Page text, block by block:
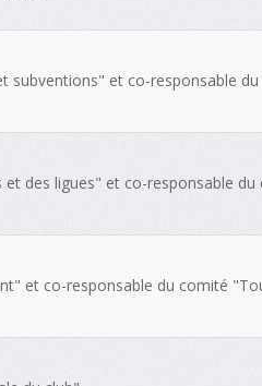
subventions" et co-responsable
des ligues" et co-responsable
et co-responsable du comité